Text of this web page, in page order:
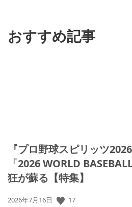
おすすめ記事
『プロ野球スピリッツ
「2026 WORLD
狂が蘇る【特集】
公
2026年7月16日 17